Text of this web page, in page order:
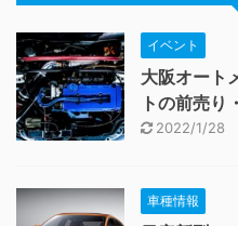
イベント
大阪オート
トの前売り
2022/1/28
車種情報